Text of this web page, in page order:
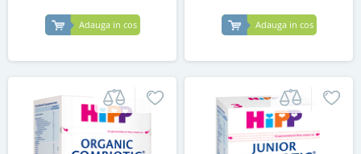
Adauga in cos Adauga in cos